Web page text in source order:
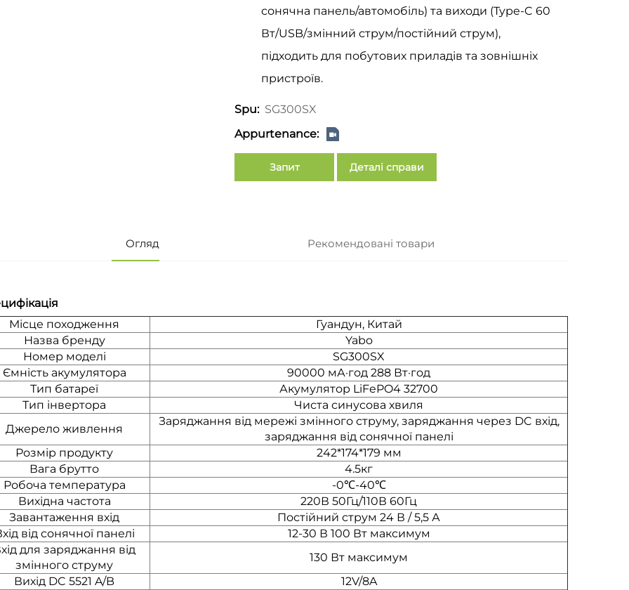
сонячна панель/автомобіль) та виходи (Type-C 60
Вт/USB/змінний струм/постійний струм),
підходить для побутових приладів та зовнішніх
пристроїв.
Spu: SG300SX
Appurtenance:
Запит Деталі справи
Огляд Рекомендовані товари
Місце походження
Гуандун, Китай
Назва бренду
Yabo
Номер моделі
SG300SX
Ємність акумулятора
90000 мА·год 288 Вт·год
Тип батареї
Акумулятор LiFePO4 32700
Тип інвертора
Чиста синусова хвиля
Джерело живлення
Заряджання від мережі змінного струму, заряджання через DC вхід,
заряджання від сонячної панелі
Розмір продукту
242*174*179 мм
Вага брутто
4.5кг
Робоча температура
-0℃-40℃
Вихідна частота
220В 50Гц/110В 60Гц
Завантаження вхід
Постійний струм 24 В / 5,5 А
від сонячної панелі
12-30 В 100 Вт максимум
для заряджання від
змінного струму
130 Вт максимум
Вихід DC 5521 A/B
12V/8A